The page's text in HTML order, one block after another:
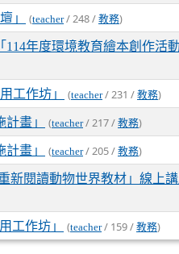
」 (teacher/ 248 / 教務)
年度環境教育繪本創作活動
工作坊」 (teacher/ 231 / 教務)
計畫」 (teacher/ 217 / 教務)
計畫」 (teacher/ 205 / 教務)
新閱讀動物世界教材」線上
工作坊」 (teacher/ 159 / 教務)